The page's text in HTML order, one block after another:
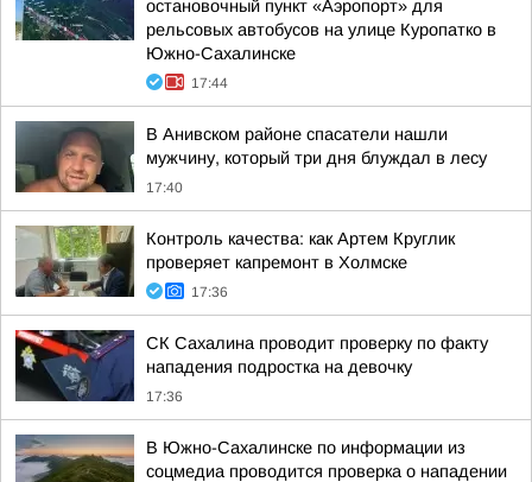
остановочный пункт «Аэропорт» для
рельсовых автобусов на улице Куропатко в
Южно-Сахалинске
17:44
В Анивском районе спасатели нашли
мужчину, который три дня блуждал в лесу
17:40
Контроль качества: как Артем Круглик
проверяет капремонт в Холмске
17:36
СК Сахалина проводит проверку по факту
нападения подростка на девочку
17:36
В Южно-Сахалинске по информации из
соцмедиа проводится проверка о нападении